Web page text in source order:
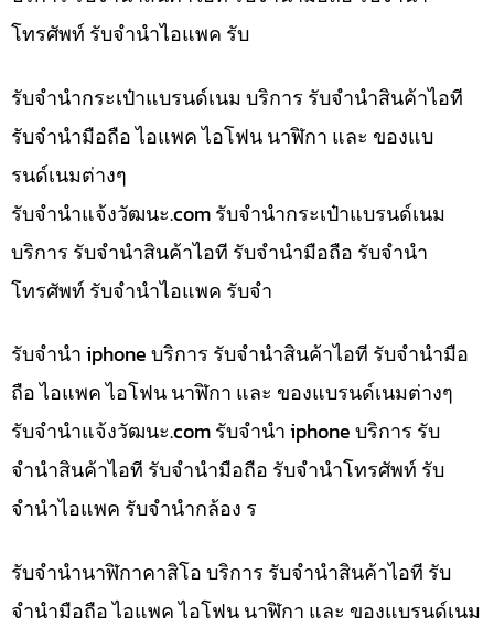
โทรศัพท์ รับจำนำไอแพค รับ
รับจำนำกระเป๋าแบรนด์เนม บริการ รับจำนำสินค้าไอที
รับจำนำมือถือ ไอแพค ไอโฟน นาฬิกา และ ของแบ
รนด์เนมต่างๆ
รับจํานําแจ้งวัฒนะ.com รับจำนำกระเป๋าแบรนด์เนม
บริการ รับจำนำสินค้าไอที รับจำนำมือถือ รับจำนำ
โทรศัพท์ รับจำนำไอแพค รับจำ
รับจำนำ iphone บริการ รับจำนำสินค้าไอที รับจำนำมือ
ถือ ไอแพค ไอโฟน นาฬิกา และ ของแบรนด์เนมต่างๆ
รับจํานําแจ้งวัฒนะ.com รับจำนำ iphone บริการ รับ
จำนำสินค้าไอที รับจำนำมือถือ รับจำนำโทรศัพท์ รับ
จำนำไอแพค รับจำนำกล้อง ร
รับจำนำนาฬิกาคาสิโอ บริการ รับจำนำสินค้าไอที รับ
จำนำมือถือ ไอแพค ไอโฟน นาฬิกา และ ของแบรนด์เนม